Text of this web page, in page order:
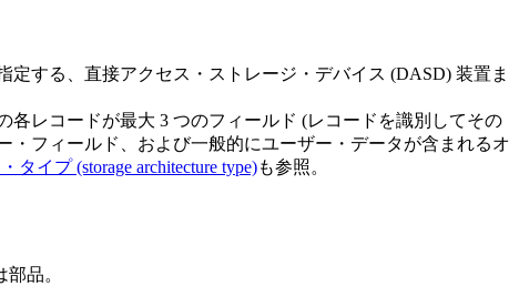
する、直接アクセス・ストレージ・デバイス (DASD) 装置ま
レコードが最大 3 つのフィールド (レコードを識別してその
フィールド、および一般的にユーザー・データが含まれるオ
イプ (storage architecture type)も参照。
品。